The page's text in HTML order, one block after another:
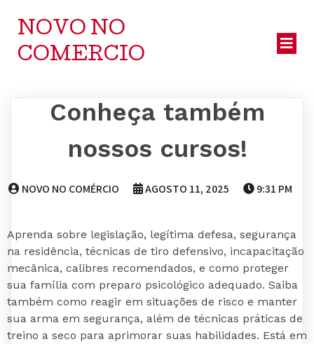
NOVO NO
COMERCIO
Conheça também
nossos cursos!
NOVO NO COMÉRCIO AGOSTO 11, 2025 9:31 PM
Aprenda sobre legislação, legítima defesa, segurança
na residência, técnicas de tiro defensivo, incapacitação
mecânica, calibres recomendados, e como proteger
sua família com preparo psicológico adequado. Saiba
também como reagir em situações de risco e manter
sua arma em segurança, além de técnicas práticas de
treino a seco para aprimorar suas habilidades. Está em